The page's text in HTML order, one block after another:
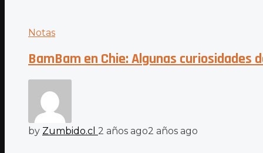
Notas
BamBam en Chie: Algunas curiosidades
by Zumbido.cl 2 años ago2 años ago